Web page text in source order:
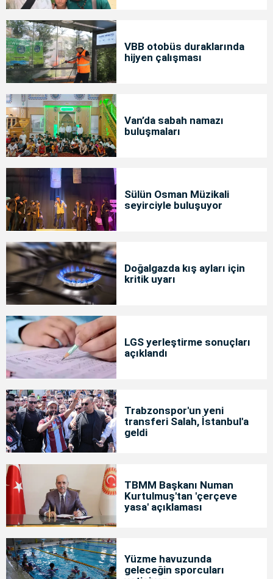
VBB otobüs duraklarında
hijyen çalışması
Van’da sabah namazı
buluşmaları
Sülün Osman Müzikali
seyirciyle buluşuyor
Doğalgazda kış ayları için
kritik uyarı
LGS yerleştirme sonuçları
açıklandı
Trabzonspor'un yeni
transferi Salah, İstanbul'a
geldi
TBMM Başkanı Numan
Kurtulmuş'tan 'çerçeve
yasa' açıklaması
Yüzme havuzunda
geleceğin sporcuları